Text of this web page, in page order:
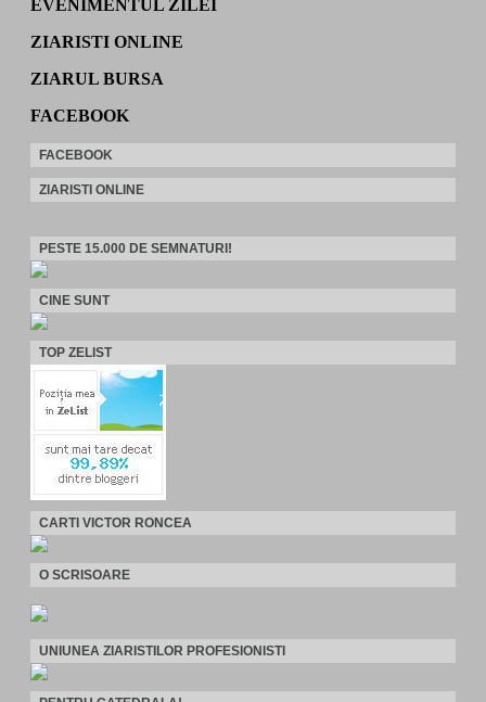
EVENIMENTUL ZILEI
ZIARISTI ONLINE
ZIARUL BURSA
FACEBOOK
FACEBOOK
ZIARISTI ONLINE
PESTE 15.000 DE SEMNATURI!
CINE SUNT
TOP ZELIST
CARTI VICTOR RONCEA
O SCRISOARE
UNIUNEA ZIARISTILOR PROFESIONISTI